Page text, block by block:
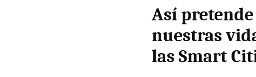
Así
nuestras
las Smart